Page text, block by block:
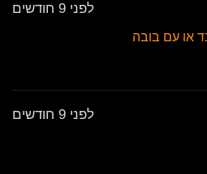
לפני 9 חודשים
או עם בובה
לפני 9 חודשים